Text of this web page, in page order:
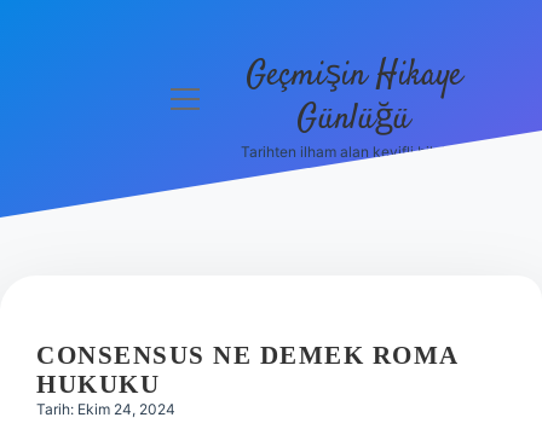
Hakkımızda
menüyü
Geçmişin Hikaye
Günlüğü
Tarihten ilham alan keyifli bilgiler!
CONSENSUS NE DEMEK ROMA
HUKUKU
Tarih: Ekim 24, 2024